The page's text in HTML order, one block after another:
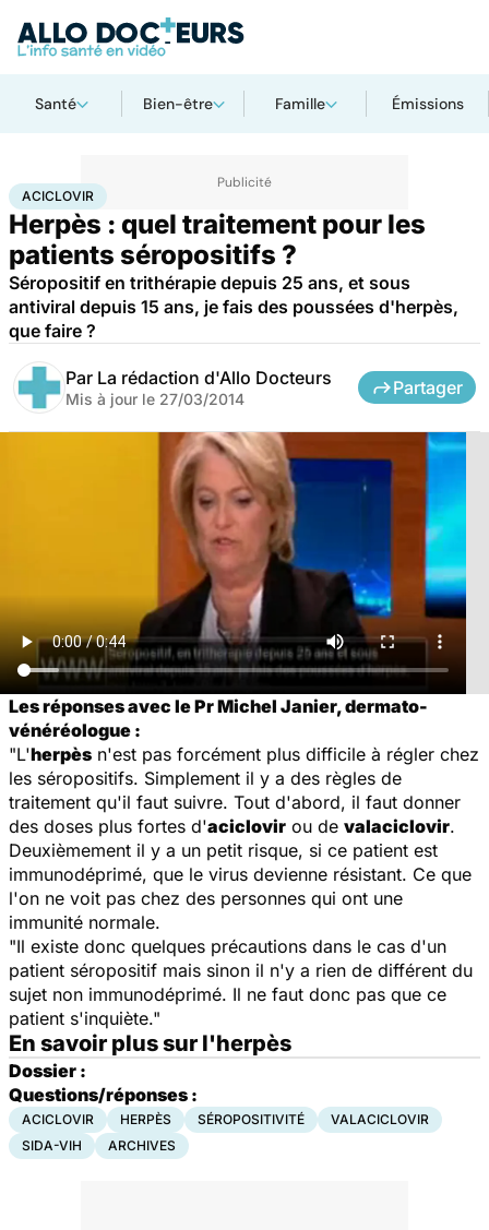
Santé Bien-être Famille Émissions
AccueilSanté Maladies
ACICLOVIR
Herpès : quel traitement pour les
patients séropositifs ?
Séropositif en trithérapie depuis 25 ans, et sous
antiviral depuis 15 ans, je fais des poussées d'herpès,
que faire ?
Par La rédaction d'Allo Docteurs
Mis à jour le 27/03/2014
Partager
Les réponses avec le Pr Michel Janier, dermato-
vénéréologue :
"L'herpès n'est pas forcément plus difficile à régler chez
les séropositifs. Simplement il y a des règles de
traitement qu'il faut suivre. Tout d'abord, il faut donner
des doses plus fortes d'aciclovir ou de valaciclovir.
Deuxièmement il y a un petit risque, si ce patient est
immunodéprimé, que le virus devienne résistant. Ce que
l'on ne voit pas chez des personnes qui ont une
immunité normale.
"Il existe donc quelques précautions dans le cas d'un
patient séropositif mais sinon il n'y a rien de différent du
sujet non immunodéprimé. Il ne faut donc pas que ce
patient s'inquiète."
En savoir plus sur l'herpès
Dossier :
Questions/réponses :
ACICLOVIR HERPÈS SÉROPOSITIVITÉ
VALACICLOVIR
SIDA-VIH
ARCHIVES